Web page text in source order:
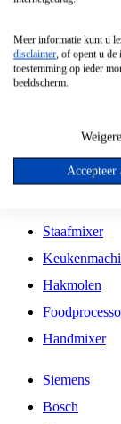
Vrijstaande
Vrijstaande
Inbouw
Inbouw
Kookplaat
Staafmixer
Hakmolen
Handmixer
Siemens
Bosch
Meer informatie kunt u
disclaimer, of opent u
toestemming op ieder
beeldscherm.
Accepteer